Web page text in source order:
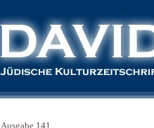
Ausgabe 141